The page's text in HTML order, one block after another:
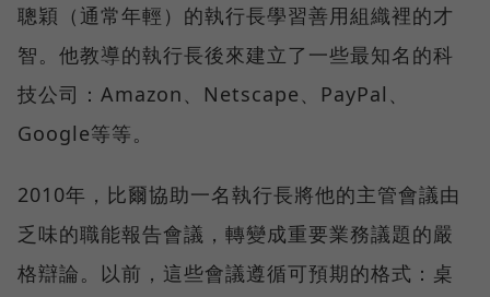
聰穎（通常年輕）的執行長學習善用組織裡的才
智。他教導的執行長後來建立了一些最知名的科
技公司：Amazon、Netscape、PayPal、
Google等等。
2010年，比爾協助一名執行長將他的主管會議由
乏味的職能報告會議，轉變成重要業務議題的嚴
格辯論。以前，這些會議遵循可預期的格式：桌